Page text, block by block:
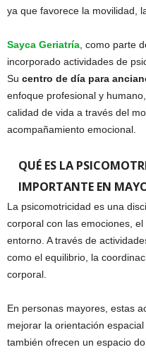
ya que favorece la movilidad,
Sayca Geriatría , como parte
incorporado actividades de
Su centro de día para
enfoque profesional y
calidad de vida a través del
acompañamiento emocional.
QUÉ ES LA
IMPORTANTE EN
La psicomotricidad es una
corporal con las emociones,
entorno. A través de
como el equilibrio, la
corporal.
En personas mayores, estas
mejorar la orientación
también ofrecen un espacio